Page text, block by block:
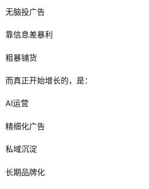
无脑投广告
靠信息差暴利
粗暴铺货
而真正开始增长的，是：
AI运营
精细化广告
私域沉淀
长期品牌化